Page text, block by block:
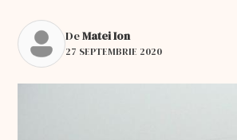
DeMatei Ion
27 SEPTEMBRIE 2020